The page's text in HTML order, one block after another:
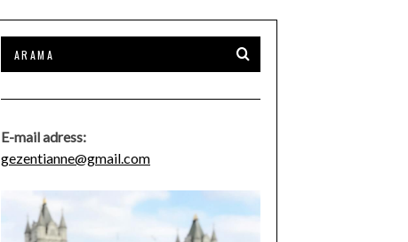
E-mail adress:
gezentianne@gmail.com